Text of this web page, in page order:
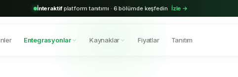
aktif bayi · Shopify & Trendyol entegrasyonu hazır Hemen başla →
Entegrasyonlar Kaynaklar Fiyatlar Tanıtım